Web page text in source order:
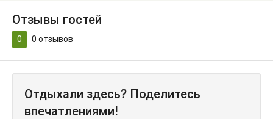
Отзывы гостей
0 0 отзывов
Отдыхали здесь? Поделитесь
впечатлениями!